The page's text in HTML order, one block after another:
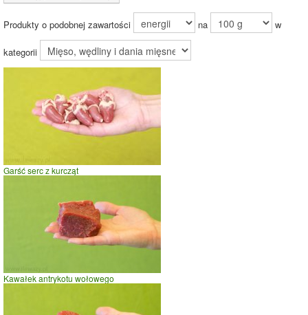
Produkty o podobnej zawartości na w
kategorii
Garść serc z kurcząt
Kawałek antrykotu wołowego